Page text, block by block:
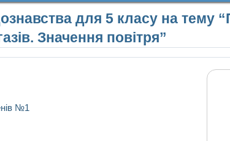
для 5 класу на тему
Значення повітря”
№1